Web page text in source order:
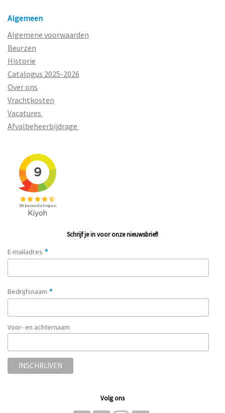
Algemeen
Algemene voorwaarden
Beurzen
Historie
Catalogus 2025-2026
Over ons
Vrachtkosten
Vacatures
Afvalbeheerbijdrage
Schrijf je in voor onze nieuwsbrief!
E-mailadres *
Bedrijfsnaam *
Voor- en achternaam
Volg ons